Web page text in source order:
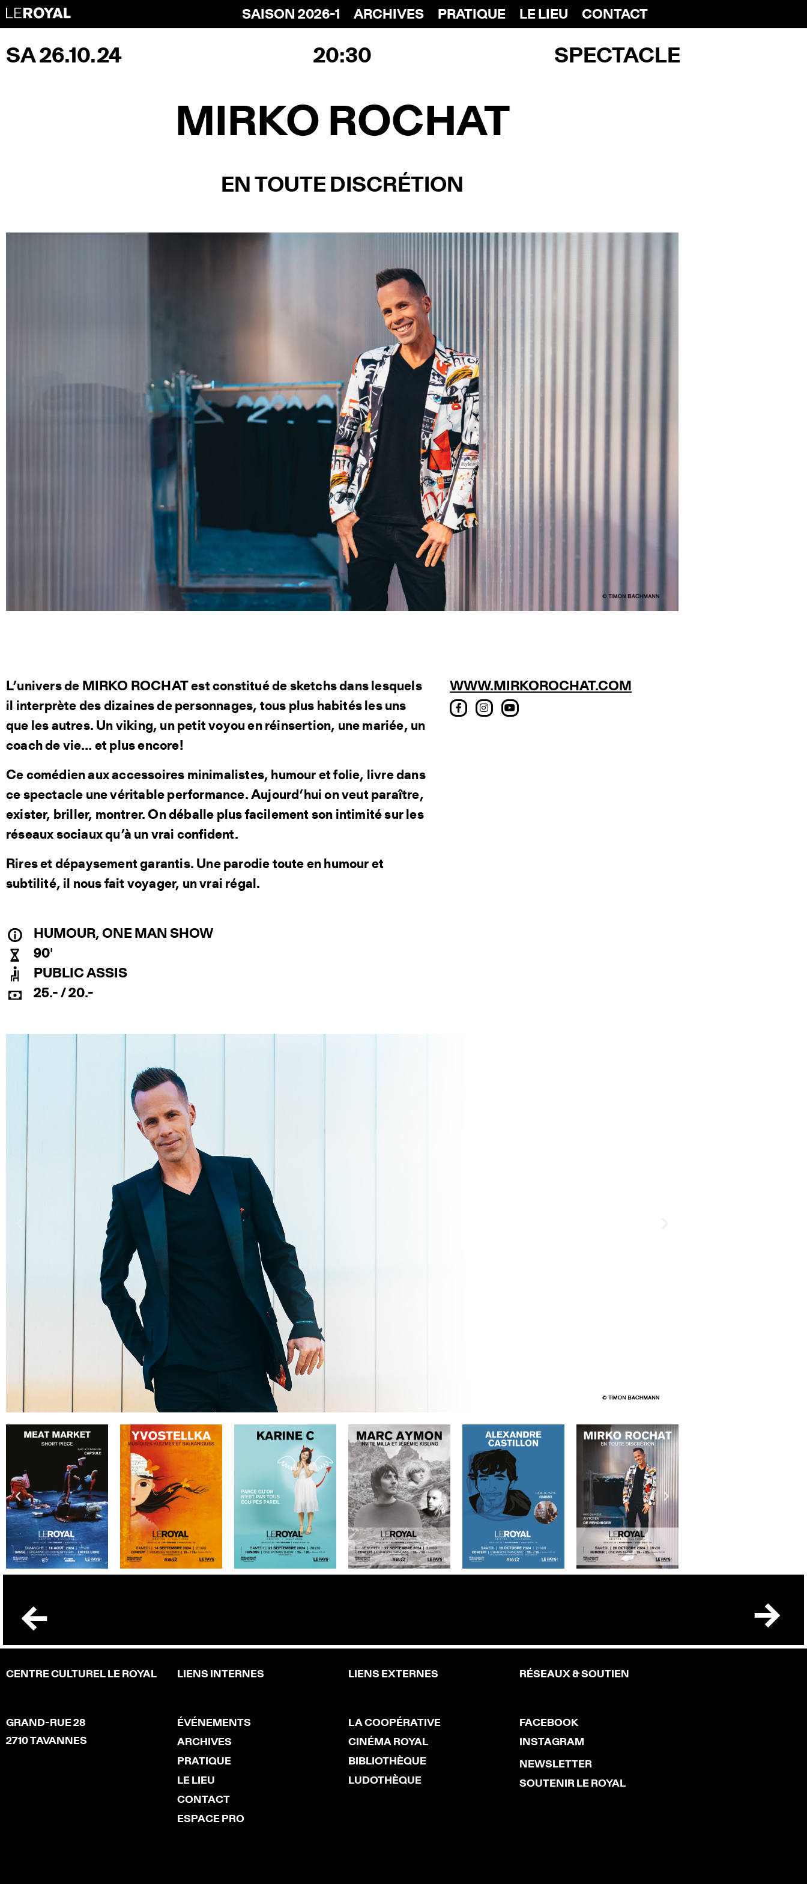
SAISON 2026-1 ARCHIVES PRATIQUE LE LIEU CONTACT
SA 26.10.24 20:30 SPECTACLE
MIRKO ROCHAT
EN TOUTE DISCRÉTION
L’univers de MIRKO ROCHAT est constitué de sketchs dans lesquels
il interprète des dizaines de personnages, tous plus habités les uns
que les autres. Un viking, un petit voyou en réinsertion, une mariée, un
coach de vie… et plus encore!
Ce comédien aux accessoires minimalistes, humour et folie, livre dans
ce spectacle une véritable performance. Aujourd’hui on veut paraître,
exister, briller, montrer. On déballe plus facilement son intimité sur les
réseaux sociaux qu’à un vrai confident.
Rires et dépaysement garantis. Une parodie toute en humour et
subtilité, il nous fait voyager, un vrai régal.
HUMOUR, ONE MAN SHOW
90'
PUBLIC ASSIS
25.- / 20.-
WWW.MIRKOROCHAT.COM
CENTRE CULTUREL LE ROYAL
GRAND-RUE 28
2710 TAVANNES
LIENS INTERNES
ÉVÉNEMENTS
ARCHIVES
PRATIQUE
LE LIEU
CONTACT
ESPACE PRO
LIENS EXTERNES
LA COOPÉRATIVE
CINÉMA ROYAL
BIBLIOTHÈQUE
LUDOTHÈQUE
RÉSEAUX & SOUTIEN
FACEBOOK
INSTAGRAM
NEWSLETTER
SOUTENIR LE ROYAL